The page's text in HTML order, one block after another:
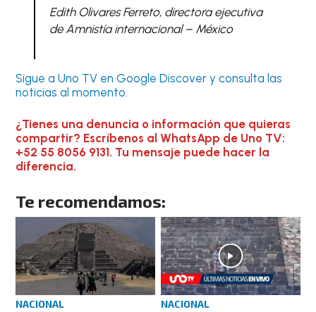
Edith Olivares Ferreto, directora ejecutiva
de Amnistía internacional – México
Sigue a Uno TV en Google Discover y consulta las
noticias al momento.
¿Tienes una denuncia o información que quieras
compartir? Escríbenos al WhatsApp de Uno TV:
+52 55 8056 9131. Tu mensaje puede hacer la
diferencia.
Te recomendamos:
NACIONAL
NACIONAL